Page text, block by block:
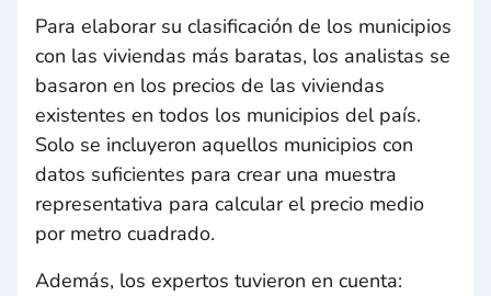
Para elaborar su clasificación de los municipios
con las viviendas más baratas, los analistas se
basaron en los precios de las viviendas
existentes en todos los municipios del país.
Solo se incluyeron aquellos municipios con
datos suficientes para crear una muestra
representativa para calcular el precio medio
por metro cuadrado.
Además, los expertos tuvieron en cuenta: